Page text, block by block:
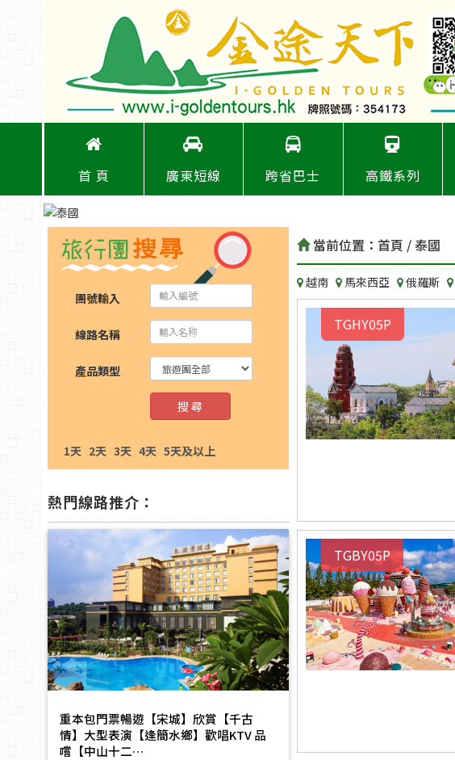
首 頁 廣東短線 跨省巴士 高鐵系列
團號輸入
線路名稱
產品類型
搜 尋
1天 2天 3天 4天 5天及以上
熱門線路推介：
重本包門票暢遊【宋城】欣賞【千古
情】大型表演【逢簡水鄉】歡唱KTV 品
嚐【中山十二…
當前位置： 首頁 / 泰國
越南 馬來西亞 俄羅斯
TGHY05P
TGBY05P